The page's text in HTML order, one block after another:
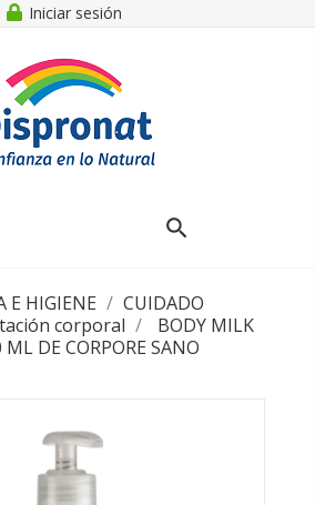
Iniciar sesión
E HIGIENE
CUIDADO
corporal
BODY MILK
DE CORPORE SANO